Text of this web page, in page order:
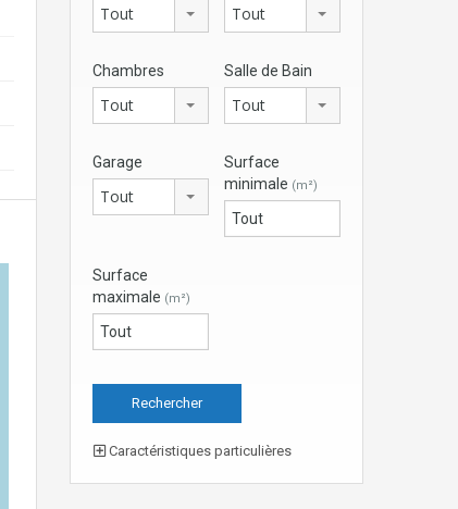
Tout Tout
Chambres
Tout
Salle de Bain
Tout
Garage
Tout
Surface
minimale (m²)
Surface
maximale (m²)
Caractéristiques particulières